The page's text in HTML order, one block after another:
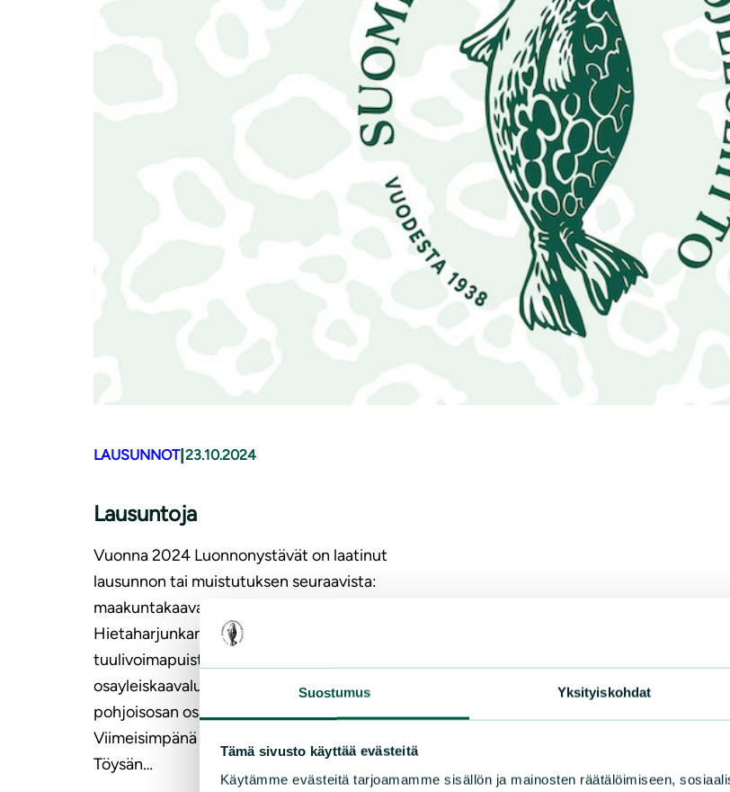
Suostumus Yksityiskohdat
Tämä sivusto käyttää evästeitä
Käytämme evästeitä tarjoamamme sisällön ja mainosten räätälöimiseen,
LAUSUNNOT| 23.10.2024
Lausuntoja
Vuonna 2024 Luonnonystävät on laatinut
lausunnon tai muistutuksen seuraavista:
maakuntakaava 2050, Napalankallioiden,
Hietaharjunkankaan ja Palopättäränmäen
tuulivoimapuiston YVA-arviointi sekä
osayleiskaavaluonnos ja Kuortaneenjärven
pohjoisosan osayleiskaavan vaihe 2.
Viimeisimpänä valmistuivat lausunnot Alavuden
Töysän…